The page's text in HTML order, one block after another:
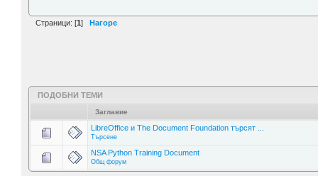
Страници: [1 ] Нагоре
ПОДОБНИ ТЕМИ
Заглавие
LibreOffice и The Document Foundation търсят ...
Търсене
NSA Python Training Document
Общ форум